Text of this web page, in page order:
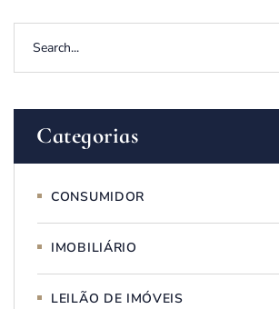
Categorias
CONSUMIDOR
IMOBILIÁRIO
LEILÃO DE IMÓVEIS